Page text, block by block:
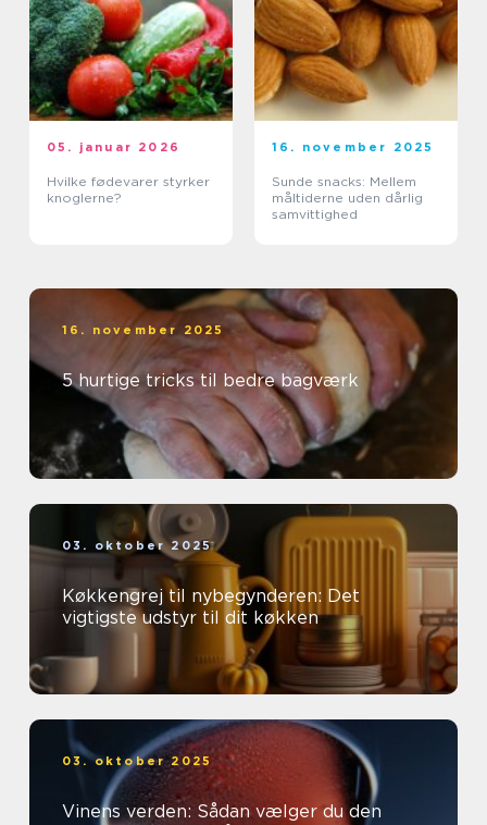
05. januar 2026
Hvilke fødevarer styrker
knoglerne?
16. november 2025
Sunde snacks: Mellem
måltiderne uden dårlig
samvittighed
16. november 2025
5 hurtige tricks til bedre bagværk
03. oktober 2025
Køkkengrej til nybegynderen: Det
vigtigste udstyr til dit køkken
03. oktober 2025
Vinens verden: Sådan vælger du den